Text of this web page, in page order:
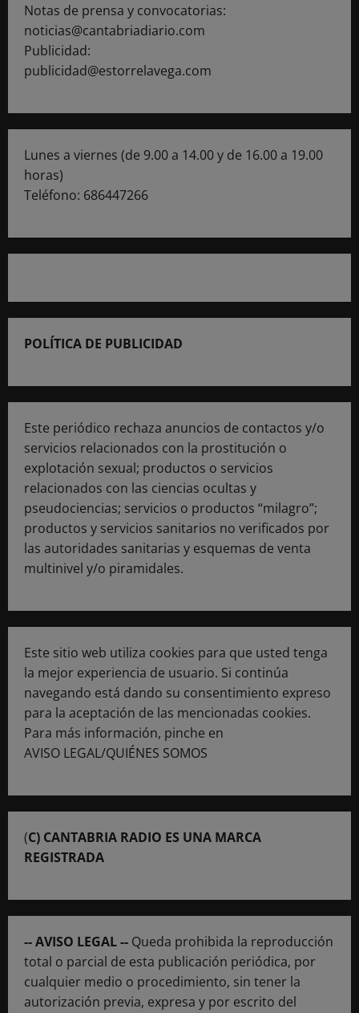
Notas de prensa y convocatorias:
noticias@cantabriadiario.com
Publicidad:
publicidad@estorrelavega.com
Lunes a viernes (de 9.00 a 14.00 y de 16.00 a 19.00
horas)
Teléfono: 686447266
POLÍTICA DE PUBLICIDAD
Este periódico rechaza anuncios de contactos y/o
servicios relacionados con la prostitución o
explotación sexual; productos o servicios
relacionados con las ciencias ocultas y
pseudociencias; servicios o productos “milagro”;
productos y servicios sanitarios no verificados por
las autoridades sanitarias y esquemas de venta
multinivel y/o piramidales.
Este sitio web utiliza cookies para que usted tenga
la mejor experiencia de usuario. Si continúa
navegando está dando su consentimiento expreso
para la aceptación de las mencionadas cookies.
Para más información, pinche en
AVISO LEGAL/QUIÉNES SOMOS
(C) CANTABRIA RADIO ES UNA MARCA
REGISTRADA
-- AVISO LEGAL -- Queda prohibida la reproducción
total o parcial de esta publicación periódica, por
cualquier medio o procedimiento, sin tener la
autorización previa, expresa y por escrito del